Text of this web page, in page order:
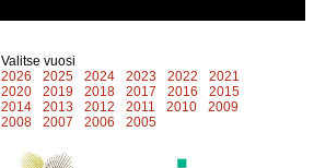
Valitse vuosi
2026
2025 2024 2023 2022
2021
2020
2019 2018 2017 2016
2015
2014
2013 2012 2011 2010
2009
2008
2007 2006 2005